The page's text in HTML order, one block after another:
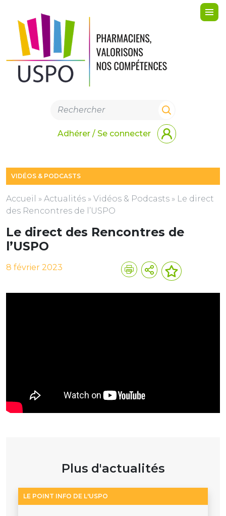
Adhérer / Se connecter
VIDÉOS & PODCASTS
Accueil » Actualités » Vidéos & Podcasts » Le direct
des Rencontres de l’USPO
Le direct des Rencontres de
l’USPO
8 février 2023
Plus d'actualités
LE POINT INFO DE L'USPO